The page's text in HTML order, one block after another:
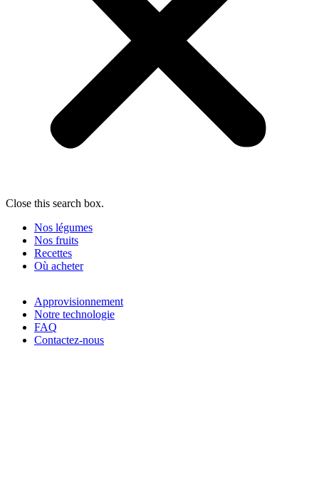
Close this search box.
Nos légumes
Nos fruits
Recettes
Où acheter
Approvisionnement
Notre technologie
FAQ
Contactez-nous